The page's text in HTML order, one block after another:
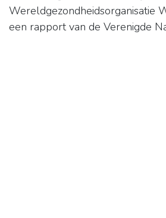
Wereldgezondheidsorganisatie
een rapport van de Verenigde